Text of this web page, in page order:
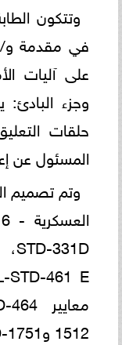
وتتكون
في مقدمة و/
على آليات
وجزء البادئ:
حلقات
المسئول عن
وتم تصميم
1512 وMIL-STD-1751‏.